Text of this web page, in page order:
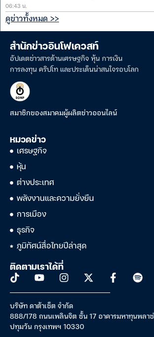
06:43 น.
ดูข่าวทั้งหมด >>
สำนักข่าวอินโฟเควสท์
อัปเดตข่าวสารด้านเศรษฐกิจ หุ้น การเงิน
การลงทุน คริปโท และประเด็นน่าสนใจรอบโลก
สมาชิกของสมาคมผู้ผลิตข่าวออนไลน์
หมวดข่าว
เศรษฐกิจ
หุ้น
ต่างประเทศ
พลังงานและความยั่งยืน
การเมือง
ธุรกิจ
ภูมิทัศน์สื่อไทยปีล่าสุด
ติดตามเราได้ที่
บริษัท ดาต้าเซ็ต จำกัด
888/178 ถนนเพลินจิต ชั้น 17 อาคารมหาทุนพลา
ปทุมวัน กรุงเทพฯ 10330